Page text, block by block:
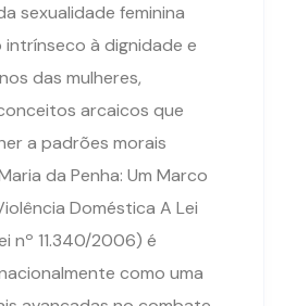
sexualidade feminina
à dignidade e
das mulheres,
arcaicos que
a padrões morais
da Penha: Um Marco
Doméstica A Lei
nº 11.340/2006) é
como uma